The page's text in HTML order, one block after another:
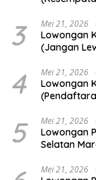
3 Mei 21, 2026
Lowongan
(Jangan
4 Mei 21, 2026
Lowongan
5 Mei 21, 2026
Lowongan
Selatan
Mei 21, 2026